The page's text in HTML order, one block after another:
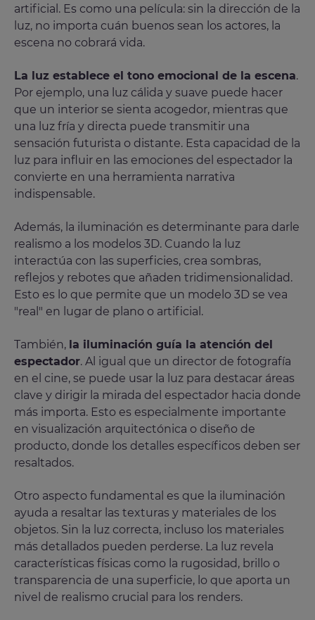
artificial. Es como una película: sin la dirección de la
luz, no importa cuán buenos sean los actores, la
escena no cobrará vida.
La luz establece el tono emocional de la escena.
Por ejemplo, una luz cálida y suave puede hacer
que un interior se sienta acogedor, mientras que
una luz fría y directa puede transmitir una
sensación futurista o distante. Esta capacidad de la
luz para influir en las emociones del espectador la
convierte en una herramienta narrativa
indispensable.
Además, la iluminación es determinante para darle
realismo a los modelos 3D. Cuando la luz
interactúa con las superficies, crea sombras,
reflejos y rebotes que añaden tridimensionalidad.
Esto es lo que permite que un modelo 3D se vea
"real" en lugar de plano o artificial.
También, la iluminación guía la atención del
espectador. Al igual que un director de fotografía
en el cine, se puede usar la luz para destacar áreas
clave y dirigir la mirada del espectador hacia donde
más importa. Esto es especialmente importante
en visualización arquitectónica o diseño de
producto, donde los detalles específicos deben ser
resaltados.
Otro aspecto fundamental es que la iluminación
ayuda a resaltar las texturas y materiales de los
objetos. Sin la luz correcta, incluso los materiales
más detallados pueden perderse. La luz revela
características físicas como la rugosidad, brillo o
transparencia de una superficie, lo que aporta un
nivel de realismo crucial para los renders.